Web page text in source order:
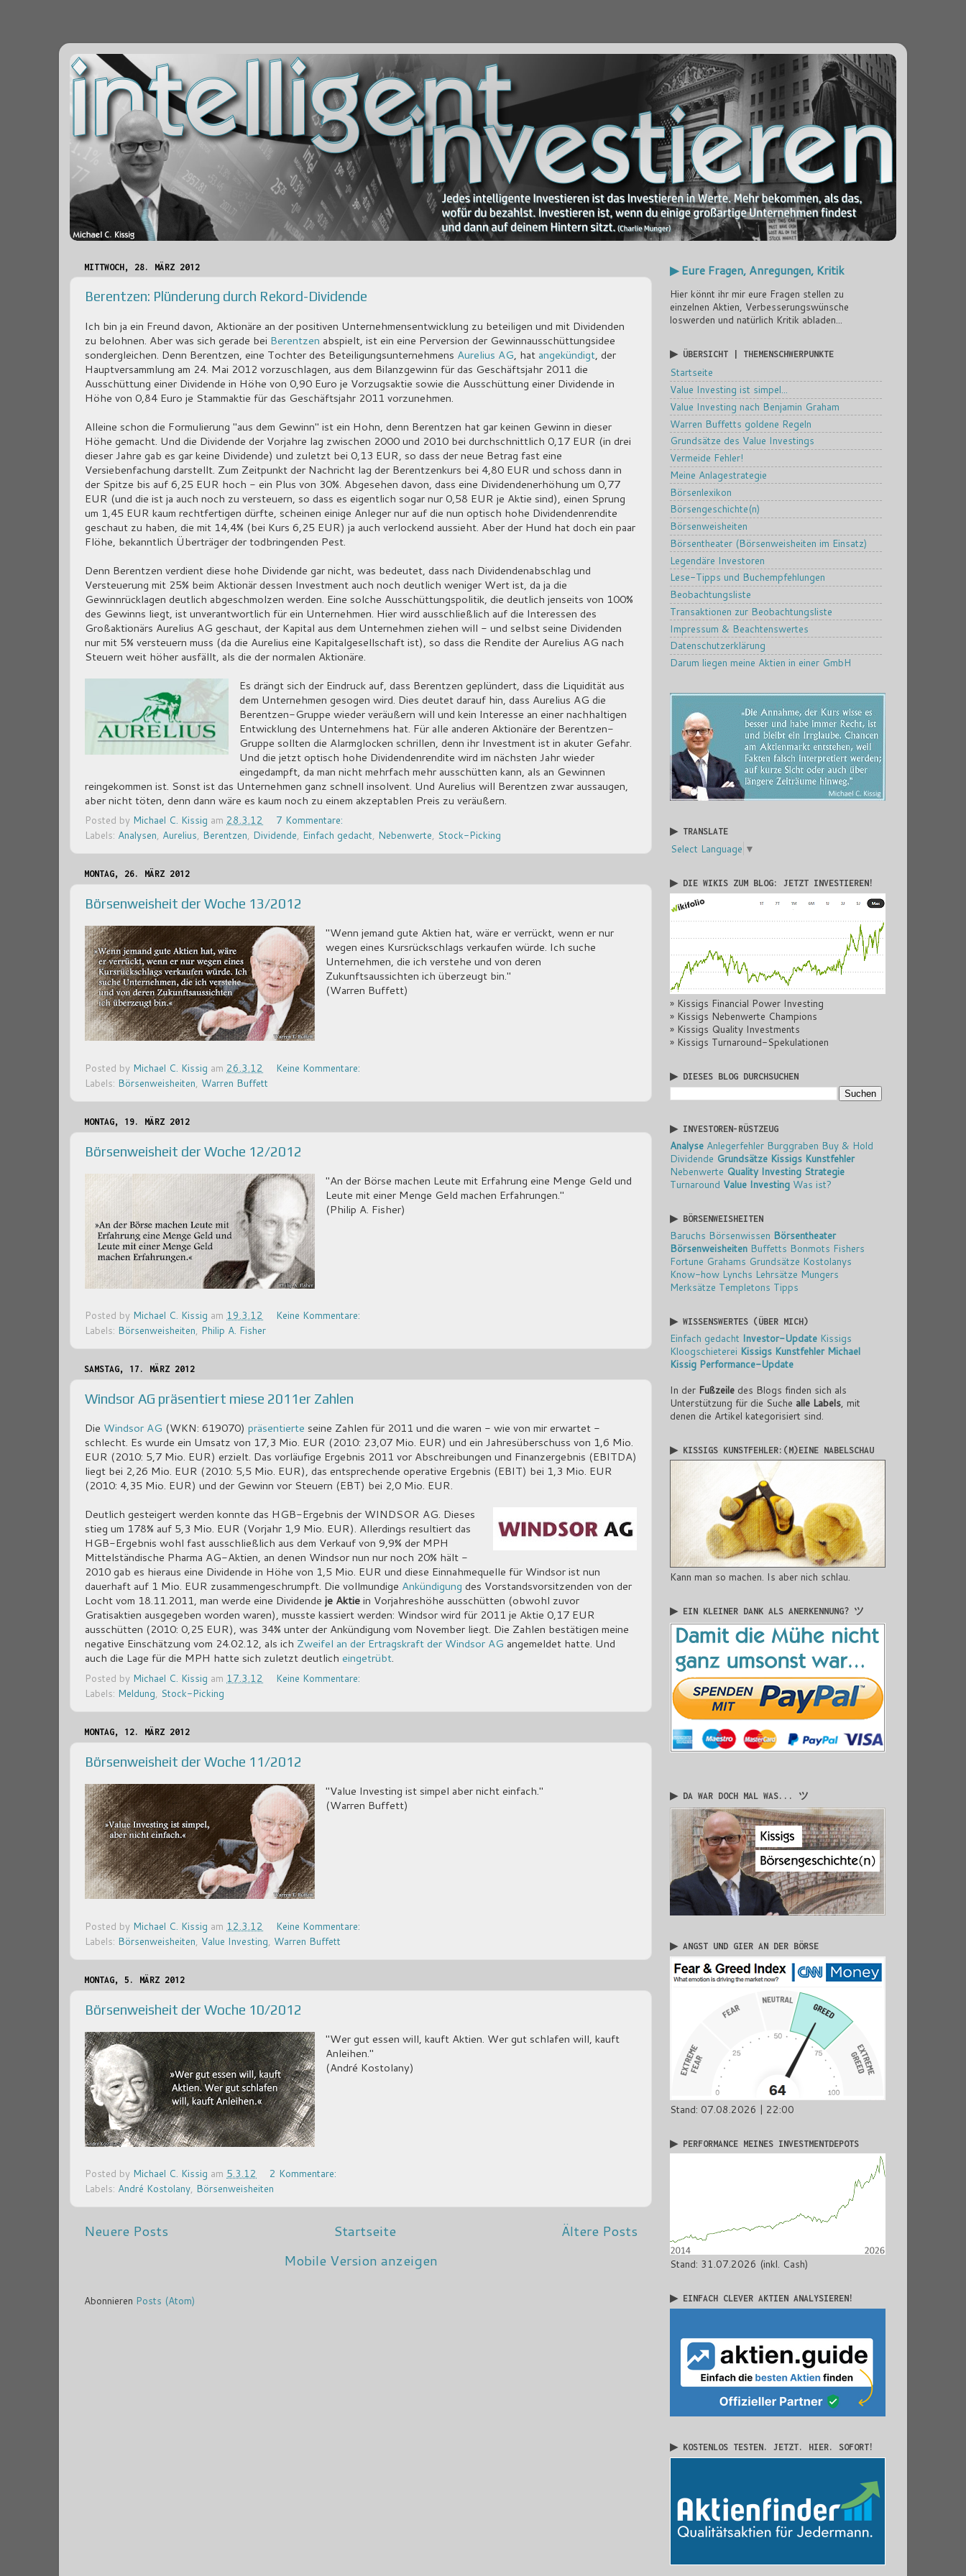
MITTWOCH, 28. MÄRZ 2012
Berentzen: Plünderung durch Rekord-Dividende
Ich bin ja ein Freund davon, Aktionäre an der positiven Unternehmensentwicklung zu beteiligen und mit Dividenden
zu belohnen. Aber was sich gerade bei Berentzen abspielt, ist ein eine Perversion der Gewinnausschüttungsidee
sondergleichen. Denn Berentzen, eine Tochter des Beteiligungsunternehmens Aurelius AG, hat angekündigt, der
Hauptversammlung am 24. Mai 2012 vorzuschlagen, aus dem Bilanzgewinn für das Geschäftsjahr 2011 die
Ausschüttung einer Dividende in Höhe von 0,90 Euro je Vorzugsaktie sowie die Ausschüttung einer Dividende in
Höhe von 0,84 Euro je Stammaktie für das Geschäftsjahr 2011 vorzunehmen.
Alleine schon die Formulierung "aus dem Gewinn" ist ein Hohn, denn Berentzen hat gar keinen Gewinn in dieser
Höhe gemacht. Und die Dividende der Vorjahre lag zwischen 2000 und 2010 bei durchschnittlich 0,17 EUR (in drei
dieser Jahre gab es gar keine Dividende) und zuletzt bei 0,13 EUR, so dass der neue Betrag fast eine
Versiebenfachung darstellt. Zum Zeitpunkt der Nachricht lag der Berentzenkurs bei 4,80 EUR und schoss dann in
der Spitze bis auf 6,25 EUR hoch - ein Plus von 30%. Abgesehen davon, dass eine Dividendenerhöhung um 0,77
EUR (und die ist ja auch noch zu versteuern, so dass es eigentlich sogar nur 0,58 EUR je Aktie sind), einen Sprung
um 1,45 EUR kaum rechtfertigen dürfte, scheinen einige Anleger nur auf die nun optisch hohe Dividendenrendite
geschaut zu haben, die mit 14,4% (bei Kurs 6,25 EUR) ja auch verlockend aussieht. Aber der Hund hat doch ein paar
Flöhe, bekanntlich Überträger der todbringenden Pest.
Denn Berentzen verdient diese hohe Dividende gar nicht, was bedeutet, dass nach Dividendenabschlag und
Versteuerung mit 25% beim Aktionär dessen Investment auch noch deutlich weniger Wert ist, da ja die
Gewinnrücklagen deutlich abgeschmolzen werden. Eine solche Ausschüttungspolitik, die deutlich jenseits von 100%
des Gewinns liegt, ist unverantwortlich für ein Unternehmen. Hier wird ausschließlich auf die Interessen des
Großaktionärs Aurelius AG geschaut, der Kapital aus dem Unternehmen ziehen will - und selbst seine Dividenden
nur mit 5% versteuern muss (da die Aurelius eine Kapitalgesellschaft ist), so dass die Rendite der Aurelius AG nach
Steuern weit höher ausfällt, als die der normalen Aktionäre.
Es drängt sich der Eindruck auf, dass Berentzen geplündert, dass die Liquidität aus
dem Unternehmen gesogen wird. Dies deutet darauf hin, dass Aurelius AG die
Berentzen-Gruppe wieder veräußern will und kein Interesse an einer nachhaltigen
Entwicklung des Unternehmens hat. Für alle anderen Aktionäre der Berentzen-
Gruppe sollten die Alarmglocken schrillen, denn ihr Investment ist in akuter Gefahr.
Und die jetzt optisch hohe Dividendenrendite wird im nächsten Jahr wieder
eingedampft, da man nicht mehrfach mehr ausschütten kann, als an Gewinnen
reingekommen ist. Sonst ist das Unternehmen ganz schnell insolvent. Und Aurelius will Berentzen zwar aussaugen,
aber nicht töten, denn dann wäre es kaum noch zu einem akzeptablen Preis zu veräußern.
Posted by Michael C. Kissig am 28.3.12
7 Kommentare:
Labels: Analysen, Aurelius, Berentzen, Dividende, Einfach gedacht, Nebenwerte, Stock-Picking
MONTAG, 26. MÄRZ 2012
Börsenweisheit der Woche 13/2012
"Wenn jemand gute Aktien hat, wäre er verrückt, wenn er nur
wegen eines Kursrückschlags verkaufen würde. Ich suche
Unternehmen, die ich verstehe und von deren
Zukunftsaussichten ich überzeugt bin."
(Warren Buffett)
Posted by Michael C. Kissig am 26.3.12
Keine Kommentare:
Labels: Börsenweisheiten, Warren Buffett
MONTAG, 19. MÄRZ 2012
Börsenweisheit der Woche 12/2012
"An der Börse machen Leute mit Erfahrung eine Menge Geld und
Leute mit einer Menge Geld machen Erfahrungen."
(Philip A. Fisher)
Posted by Michael C. Kissig am 19.3.12
Keine Kommentare:
Labels: Börsenweisheiten, Philip A. Fisher
SAMSTAG, 17. MÄRZ 2012
Windsor AG präsentiert miese 2011er Zahlen
Die Windsor AG (WKN: 619070) präsentierte seine Zahlen für 2011 und die waren - wie von mir erwartet -
schlecht. Es wurde ein Umsatz von 17,3 Mio. EUR (2010: 23,07 Mio. EUR) und ein Jahresüberschuss von 1,6 Mio.
EUR (2010: 5,7 Mio. EUR) erzielt. Das vorläufige Ergebnis 2011 vor Abschreibungen und Finanzergebnis (EBITDA)
liegt bei 2,26 Mio. EUR (2010: 5,5 Mio. EUR), das entsprechende operative Ergebnis (EBIT) bei 1,3 Mio. EUR
(2010: 4,35 Mio. EUR) und der Gewinn vor Steuern (EBT) bei 2,0 Mio. EUR.
Deutlich gesteigert werden konnte das HGB-Ergebnis der WINDSOR AG. Dieses
stieg um 178% auf 5,3 Mio. EUR (Vorjahr 1,9 Mio. EUR). Allerdings resultiert das
HGB-Ergebnis wohl fast ausschließlich aus dem Verkauf von 9,9% der MPH
Mittelständische Pharma AG-Aktien, an denen Windsor nun nur noch 20% hält -
2010 gab es hieraus eine Dividende in Höhe von 1,5 Mio. EUR und diese Einnahmequelle für Windsor ist nun
dauerhaft auf 1 Mio. EUR zusammengeschrumpft. Die vollmundige Ankündigung des Vorstandsvorsitzenden von der
Locht vom 18.11.2011, man werde eine Dividende je Aktiein Vorjahreshöhe ausschütten (obwohl zuvor
Gratisaktien ausgegeben worden waren), musste kassiert werden: Windsor wird für 2011 je Aktie 0,17 EUR
ausschütten (2010: 0,25 EUR), was 34% unter der Ankündigung vom November liegt. Die Zahlen bestätigen meine
negative Einschätzung vom 24.02.12, als ich Zweifel an der Ertragskraft der Windsor AG angemeldet hatte. Und
auch die Lage für die MPH hatte sich zuletzt deutlich eingetrübt.
Posted by Michael C. Kissig am 17.3.12
Keine Kommentare:
Labels: Meldung, Stock-Picking
MONTAG, 12. MÄRZ 2012
Börsenweisheit der Woche 11/2012
"Value Investing ist simpel aber nicht einfach."
(Warren Buffett)
Posted by Michael C. Kissig am 12.3.12
Keine Kommentare:
Labels: Börsenweisheiten Value Investing Warren Buffett
MONTAG, 5. MÄRZ 2012
Börsenweisheit der Woche 10/2012
"Wer gut essen will, kauft Aktien. Wer gut schlafen will, kauft
Anleihen."
(André Kostolany)
Posted by Michael C. Kissig am 5.3.12
2 Kommentare:
Labels: André Kostolany, Börsenweisheiten
Neuere Posts Ältere Posts
Startseite
Mobile Version anzeigen
Abonnieren Posts (Atom)
▶ Eure Fragen, Anregungen, Kritik
Hier könnt ihr mir eure Fragen stellen zu
einzelnen Aktien, Verbesserungswünsche
loswerden und natürlich Kritik abladen...
▶ ÜBERSICHT | THEMENSCHWERPUNKTE
Startseite
Value Investing ist simpel...
Value Investing nach Benjamin Graham
Warren Buffetts goldene Regeln
Grundsätze des Value Investings
Vermeide Fehler!
Meine Anlagestrategie
Börsenlexikon
Börsengeschichte(n)
Börsenweisheiten
Börsentheater (Börsenweisheiten im Einsatz)
Legendäre Investoren
Lese-Tipps und Buchempfehlungen
Beobachtungsliste
Transaktionen zur Beobachtungsliste
Impressum & Beachtenswertes
Datenschutzerklärung
Darum liegen meine Aktien in einer GmbH
▶ TRANSLATE
Select Language ▼
▶ DIE WIKIS ZUM BLOG: JETZT INVESTIEREN!
» Kissigs Financial Power Investing
» Kissigs Nebenwerte Champions
» Kissigs Quality Investments
» Kissigs Turnaround-Spekulationen
▶ DIESES BLOG DURCHSUCHEN
▶ INVESTOREN-RÜSTZEUG
Analyse Anlegerfehler Burggraben Buy & Hold
Dividende Grundsätze Kissigs Kunstfehler
Nebenwerte Quality Investing Strategie
Turnaround Value Investing Was ist?
▶ BÖRSENWEISHEITEN
Baruchs Börsenwissen Börsentheater
Börsenweisheiten Buffetts Bonmots Fishers
Fortune Grahams Grundsätze Kostolanys
Know-how Lynchs Lehrsätze Mungers
Merksätze Templetons Tipps
▶ WISSENSWERTES (ÜBER MICH)
Einfach gedacht Investor-Update Kissigs
Kloogschieterei Kissigs Kunstfehler Michael
Kissig Performance-Update
In der Fußzeile des Blogs finden sich als
Unterstützung für die Suche alle Labels , mit
denen die Artikel kategorisiert sind.
▶ KISSIGS KUNSTFEHLER:(M)EINE NABELSCHAU
Kann man so machen. Is aber nich schlau.
▶ EIN KLEINER DANK ALS ANERKENNUNG? ツ
▶ DA WAR DOCH MAL WAS... ツ
▶ ANGST UND GIER AN DER BÖRSE
Stand: 07.08.2026 | 22:00
▶ PERFORMANCE MEINES INVESTMENTDEPOTS
Stand: 31.07.2026 (inkl. Cash)
▶ EINFACH CLEVER AKTIEN ANALYSIEREN!
▶ KOSTENLOS TESTEN. JETZT. HIER. SOFORT!